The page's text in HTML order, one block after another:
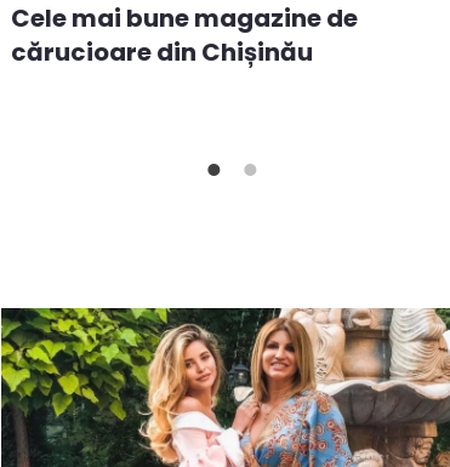
Cele mai bune magazine de
cărucioare din Chișinău